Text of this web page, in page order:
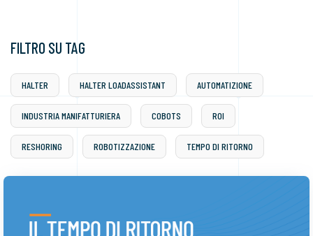
FILTRO SU TAG
HALTER HALTER LOADASSISTANT AUTOMATIZIONE
INDUSTRIA MANIFATTURIERA COBOTS ROI
RESHORING ROBOTIZZAZIONE TEMPO DI RITORNO